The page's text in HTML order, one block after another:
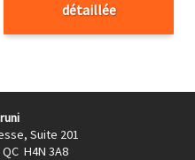
détaillée
Suite 201
H4N 3A8